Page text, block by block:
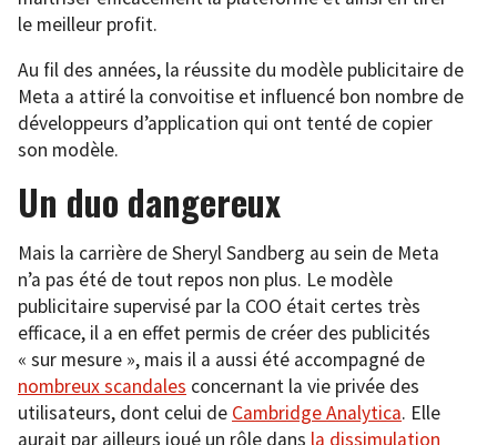
le meilleur profit.
Au fil des années, la réussite du modèle publicitaire de
Meta a attiré la convoitise et influencé bon nombre de
développeurs d’application qui ont tenté de copier
son modèle.
Un duo dangereux
Mais la carrière de Sheryl Sandberg au sein de Meta
n’a pas été de tout repos non plus. Le modèle
publicitaire supervisé par la COO était certes très
efficace, il a en effet permis de créer des publicités
« sur mesure », mais il a aussi été accompagné de
nombreux scandales concernant la vie privée des
utilisateurs, dont celui de Cambridge Analytica. Elle
aurait par ailleurs joué un rôle dans la dissimulation